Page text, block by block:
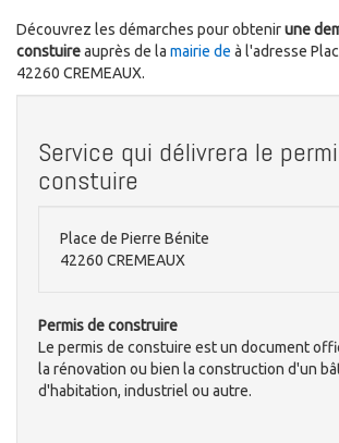
Découvrez les démarches pour obtenirune
constuireauprès de la mairie de à l'adresse
42260 CREMEAUX.
Service qui délivrera le
constuire
Place de Pierre Bénite
42260 CREMEAUX
Permis de construire
Le permis de constuire est un document
la rénovation ou bien la construction d'un
d'habitation, industriel ou autre.